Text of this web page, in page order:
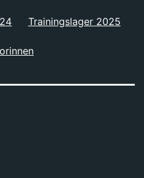
Trainingslager 2025